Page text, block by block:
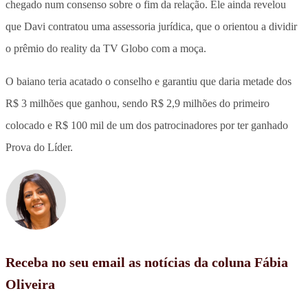
chegado num consenso sobre o fim da relação. Ele ainda revelou
que Davi contratou uma assessoria jurídica, que o orientou a dividir
o prêmio do reality da TV Globo com a moça.
O baiano teria acatado o conselho e garantiu que daria metade dos
R$ 3 milhões que ganhou, sendo R$ 2,9 milhões do primeiro
colocado e R$ 100 mil de um dos patrocinadores por ter ganhado
Prova do Líder.
Receba no seu email as notícias da coluna Fábia
Oliveira